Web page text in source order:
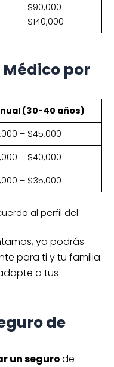
$90,000 –
$140,000
Médico por
(30-40 años)
– $45,000
– $40,000
– $35,000
al perfil del
ya podrás
para ti y tu familia.
a tus
de
un segurode